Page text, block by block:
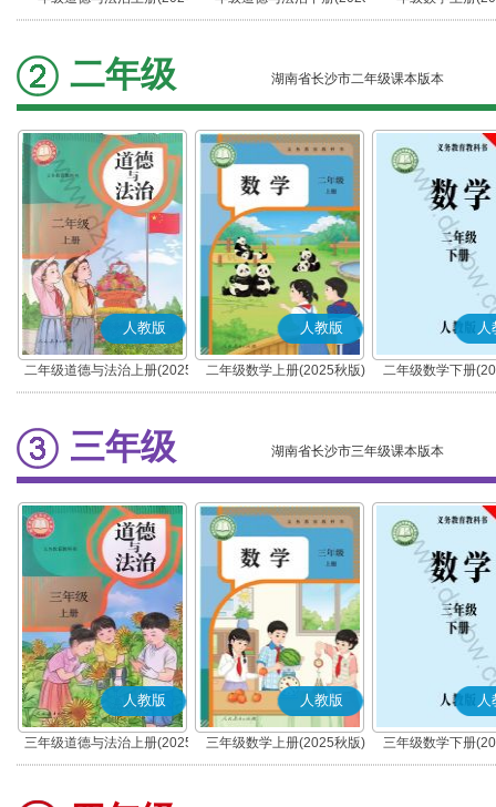
秋版)(部编版)
春版)(部编版)
二年级 湖南省长沙市二年级课本版本
人教版
二年级道德与法治上册(2025
秋版)(部编版)
人教版
二年级数学上册(2025秋版)
人
二年级数学下册
三年级 湖南省长沙市三年级课本版本
人教版
三年级道德与法治上册(2025
秋版)(部编版)
人教版
三年级数学上册(2025秋版)
人
三年级数学下册